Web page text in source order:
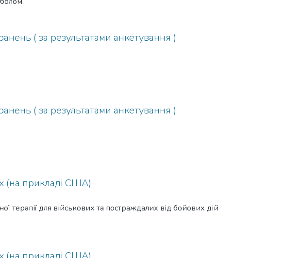
( за результатами анкетування )
( за результатами анкетування )
(на прикладі США)
терапії для військових та постраждалих від бойових дій